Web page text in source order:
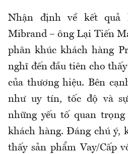
Nhận định về kết quả
Mibrand – ông Lại Tiến
phân khúc khách hàng
nghĩ đến đầu tiên cho
của thương hiệu. Bên
như uy tín, tốc độ và
những yếu tố quan
khách hàng. Đáng chú ý,
thấy sản phẩm Vay/Cấp